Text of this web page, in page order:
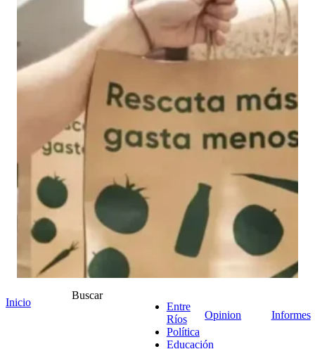
Inicio
Buscar
Entre
Ríos
Política
Educación
Opinion Informes